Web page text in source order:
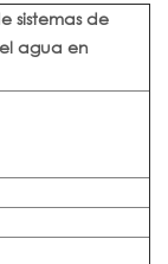
sistemas de
agua en